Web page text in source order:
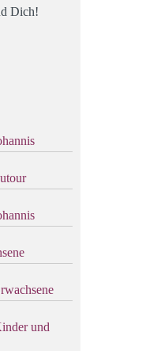
Dich!
und